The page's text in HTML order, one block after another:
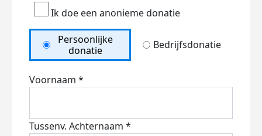
Ik doe een anonieme donatie
Persoonlijke
donatie
Bedrijfsdonatie
Voornaam *
Tussenv. Achternaam *